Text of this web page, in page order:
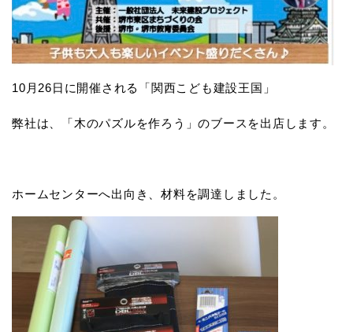
10月26日に開催される「関西こども建設王国」
弊社は、「木のパズルを作ろう」のブースを出店します。
ホームセンターへ出向き、材料を調達しました。